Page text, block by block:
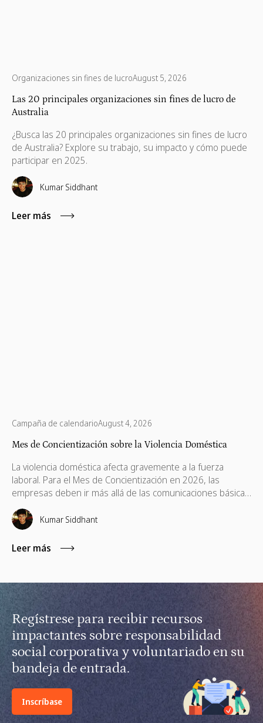
Organizaciones sin fines de lucroAugust 5, 2026
Las 20 principales organizaciones sin fines de lucro de
Australia
¿Busca las 20 principales organizaciones sin fines de lucro
de Australia? Explore su trabajo, su impacto y cómo puede
participar en 2025.
Kumar Siddhant
Leer más
Campaña de calendarioAugust 4, 2026
Mes de Concientización sobre la Violencia Doméstica
La violencia doméstica afecta gravemente a la fuerza
laboral. Para el Mes de Concientización en 2026, las
empresas deben ir más allá de las comunicaciones básicas
e implementar políticas de apoyo, ayudas financieras,
capacitación remota para gerentes y voluntariado basado
en habilidades.
Kumar Siddhant
Leer más
Regístrese para recibir recursos
impactantes sobre responsabilidad
social corporativa y voluntariado en su
bandeja de entrada.
Inscríbase